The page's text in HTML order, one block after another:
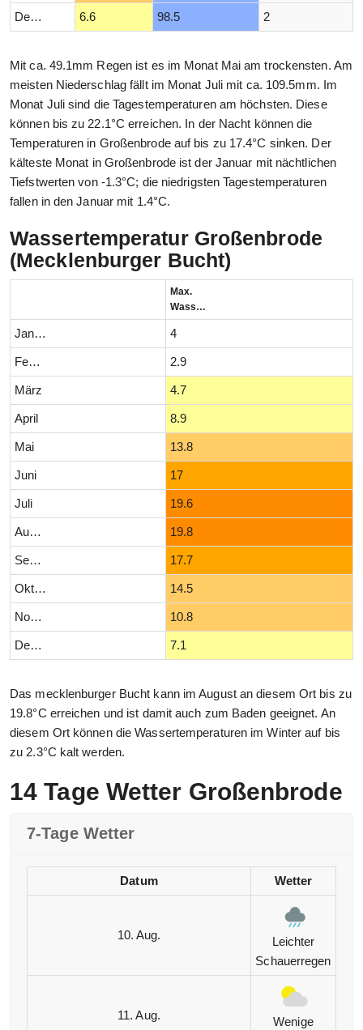
Dezember 6.6 98.5 2
Mit ca. 49.1mm Regen ist es im Monat Mai am trockensten. Am
meisten Niederschlag fällt im Monat Juli mit ca. 109.5mm. Im
Monat Juli sind die Tagestemperaturen am höchsten. Diese
können bis zu 22.1°C erreichen. In der Nacht können die
Temperaturen in Großenbrode auf bis zu 17.4°C sinken. Der
kälteste Monat in Großenbrode ist der Januar mit nächtlichen
Tiefstwerten von -1.3°C; die niedrigsten Tagestemperaturen
fallen in den Januar mit 1.4°C.
Wassertemperatur Großenbrode
(Mecklenburger Bucht)
Max.
Wassertemperatur (°C)
Januar 4
Februar 2.9
März 4.7
April 8.9
Mai 13.8
Juni 17
Juli 19.6
August 19.8
September 17.7
Oktober 14.5
November 10.8
Dezember 7.1
Das mecklenburger Bucht kann im August an diesem Ort bis zu
19.8°C erreichen und ist damit auch zum Baden geeignet. An
diesem Ort können die Wassertemperaturen im Winter auf bis
zu 2.3°C kalt werden.
14 Tage Wetter Großenbrode
7-Tage Wetter
Datum Wetter
10. Aug.
Leichter
Schauerregen
11. Aug.
Wenige